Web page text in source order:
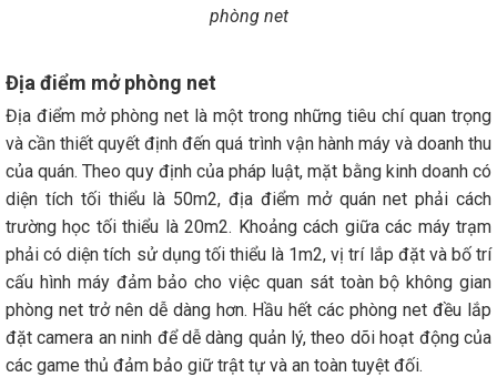
phòng net
Địa điểm mở phòng net
Địa điểm mở phòng net là một trong những tiêu chí quan trọng
và cần thiết quyết định đến quá trình vận hành máy và doanh thu
của quán. Theo quy định của pháp luật, mặt bằng kinh doanh có
diện tích tối thiểu là 50m2, địa điểm mở quán net phải cách
trường học tối thiểu là 20m2. Khoảng cách giữa các máy trạm
phải có diện tích sử dụng tối thiểu là 1m2, vị trí lắp đặt và bố trí
cấu hình máy đảm bảo cho việc quan sát toàn bộ không gian
phòng net trở nên dễ dàng hơn. Hầu hết các phòng net đều lắp
đặt camera an ninh để dễ dàng quản lý, theo dõi hoạt động của
các game thủ đảm bảo giữ trật tự và an toàn tuyệt đối.